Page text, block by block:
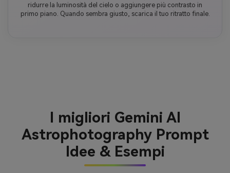
ridurre la luminosità del cielo o aggiungere più contrasto in
primo piano. Quando sembra giusto, scarica il tuo ritratto finale.
I migliori Gemini AI
Astrophotography Prompt
Idee & Esempi